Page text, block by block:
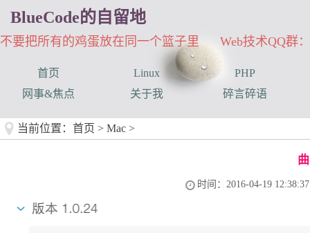
BlueCode的自留地
不要把所有的鸡蛋放在同一个篮子里 Web技术QQ群：
首页 Linux
PHP
网事&焦点
关于我 碎言碎语
当前位置： 首页 > Mac >
时间：2016-04-19 12:38:37